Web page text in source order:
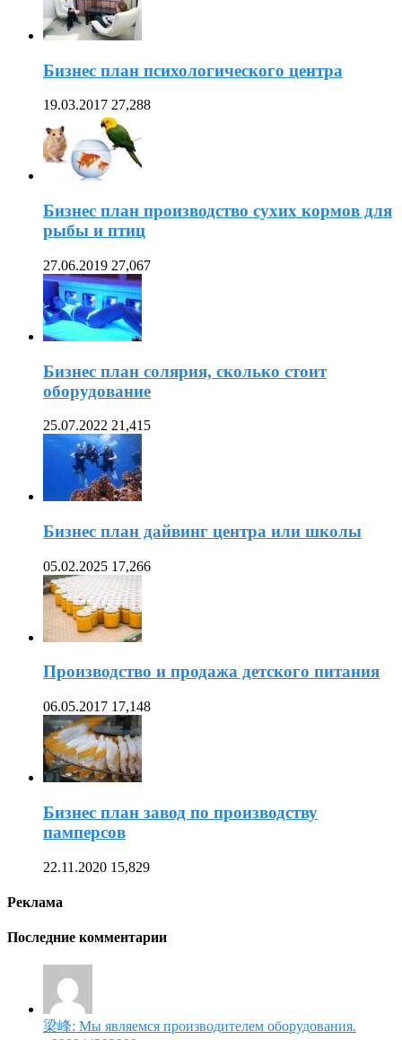
Бизнес план психологического центра
19.03.2017 27,288
Бизнес план производство сухих кормов для
рыбы и птиц
27.06.2019 27,067
Бизнес план солярия, сколько стоит
оборудование
25.07.2022 21,415
Бизнес план дайвинг центра или школы
05.02.2025 17,266
Производство и продажа детского питания
06.05.2017 17,148
Бизнес план завод по производству
памперсов
22.11.2020 15,829
Реклама
Последние комментарии
梁峰: Мы являемся производителем оборудования.